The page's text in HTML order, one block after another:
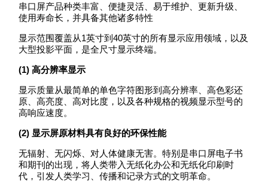
串口屏产品种类丰富、便捷灵活、易于维护、更新升级、
使用寿命长，并具备其他诸多特性
显示范围覆盖从1英寸到40英寸的所有显示应用领域，以及
大型投影平面，是全尺寸显示终端。
(1)高分辨率显示
显示质量从最简单的单色字符图形到高分辨率、高色彩还
原、高亮度、高对比度，以及各种规格的视频显示型号的
高响应速度。
(2) 显示屏原材料具有良好的环保性能
无辐射、无闪烁、对人体健康无害。特别是串口屏电子书
和期刊的出现，将人类带入无纸化办公和无纸化印刷时
代，引发人类学习、传播和记录方式的文明革命。